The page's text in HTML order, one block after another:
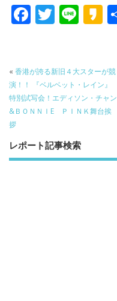
F
b
o
o
T
er
Li K
a
o
« 香港が誇る新旧４大スターが競
演！！ 『ベルベット・レイン』
特別試写会！エディソン・チャン
&ＢＯＮＮＩE ＰＩＮＫ舞台挨
拶
レポート記事検索